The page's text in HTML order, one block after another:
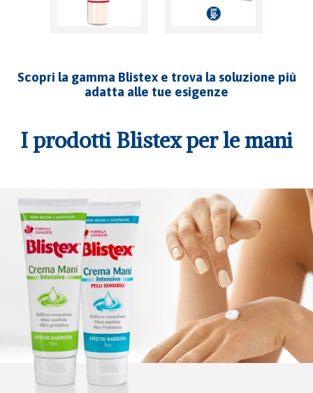
Scopri la gamma Blistex e trova la soluzione più
adatta alle tue esigenze
I prodotti Blistex per le mani